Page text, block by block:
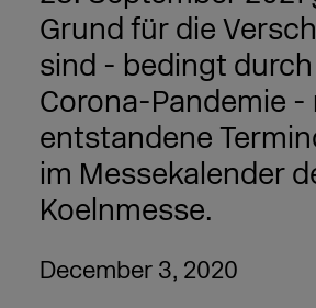
Grund für die
sind - bedingt
Corona-Pandemie -
entstandene
im Messekalender
Koelnmesse.
December 3, 2020